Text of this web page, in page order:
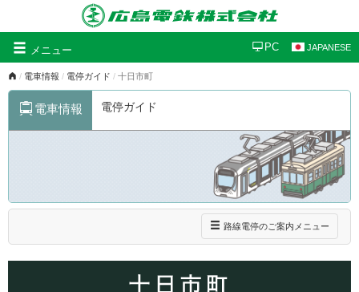
グ
ロ
ー
ル
ナ
ョ
メニュー PC JAPANESE
電車情報 電停ガイド 十日市町
電車情報 電停ガイド
ナ
ビ
ー
シ
路線電停のご案内メニュー